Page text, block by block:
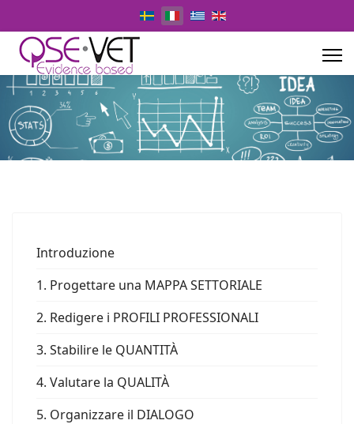
Select your language
Introduzione
1. Progettare una MAPPA SETTORIALE
2. Redigere i PROFILI PROFESSIONALI
3. Stabilire le QUANTITÀ
4. Valutare la QUALITÀ
5. Organizzare il DIALOGO